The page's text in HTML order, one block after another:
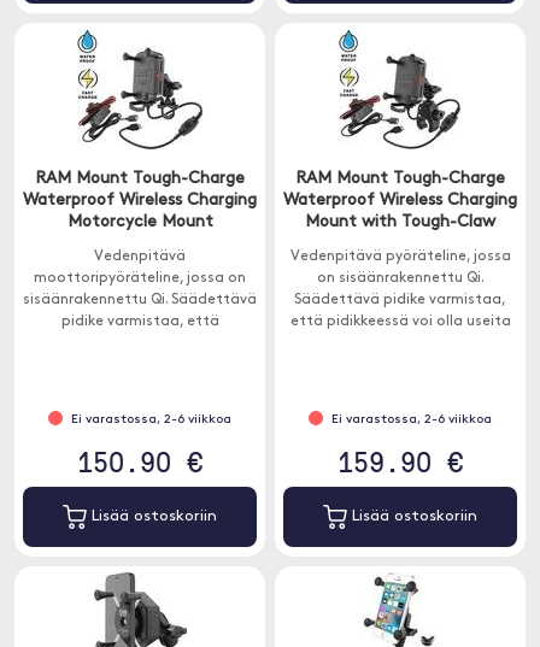
RAM Mount Tough-Charge
Waterproof Wireless Charging
Motorcycle Mount
Vedenpitävä
moottoripyöräteline, jossa on
sisäänrakennettu Qi. Säädettävä
pidike varmistaa, että
Ei varastossa, 2-6 viikkoa
150.90 €
Lisää ostoskoriin
RAM Mount Tough-Charge
Waterproof Wireless Charging
Mount with Tough-Claw
Vedenpitävä pyöräteline, jossa
on sisäänrakennettu Qi.
Säädettävä pidike varmistaa,
että pidikkeessä voi olla useita
Ei varastossa, 2-6 viikkoa
159.90 €
Lisää ostoskoriin